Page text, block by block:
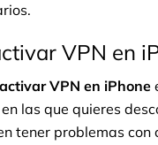
VPN en
VPN en iPhone
las que quieres
tener problemas